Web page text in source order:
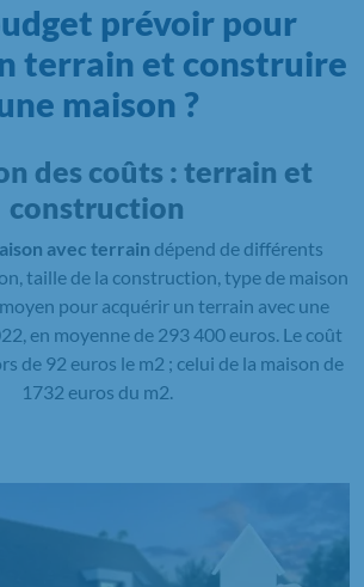
prévoir pour
terrain et construire
maison ?
des coûts : terrain et
construction
avec terrain dépend de différents
taille de la construction, type de maison
pour acquérir un terrain avec une
en moyenne de 293 400 euros. Le coût
de 92 euros le m2 ; celui de la maison de
1732 euros du m2.